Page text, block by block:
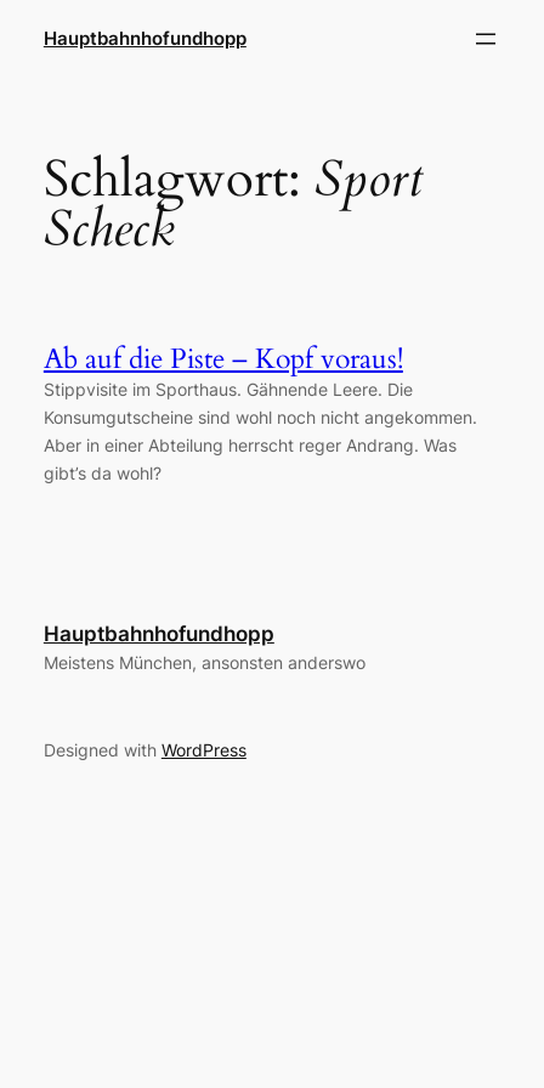
InhaltHauptbahnhofundhopp
Schlagwort: Sport
Scheck
Ab auf die Piste – Kopf voraus!
Stippvisite im Sporthaus. Gähnende Leere. Die
Konsumgutscheine sind wohl noch nicht angekommen.
Aber in einer Abteilung herrscht reger Andrang. Was
gibt’s da wohl?
Hauptbahnhofundhopp
Meistens München, ansonsten anderswo
Designed with WordPress